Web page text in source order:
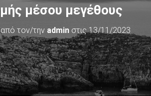
μέσου μεγέθους
τον/την admin στις13/11/2023